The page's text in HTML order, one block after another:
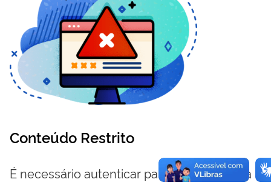
Conteúdo Restrito
É necessário autenticar para visualizar essa